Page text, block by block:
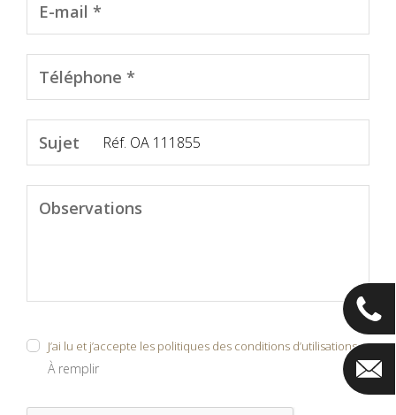
E-mail *
Téléphone *
Sujet
Observations
J’ai lu et j’accepte les politiques des conditions d’utilisations
À remplir